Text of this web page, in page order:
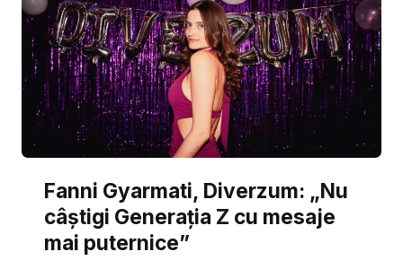
Fanni Gyarmati, Diverzum: „Nu
câștigi Generația Z cu mesaje
mai puternice”